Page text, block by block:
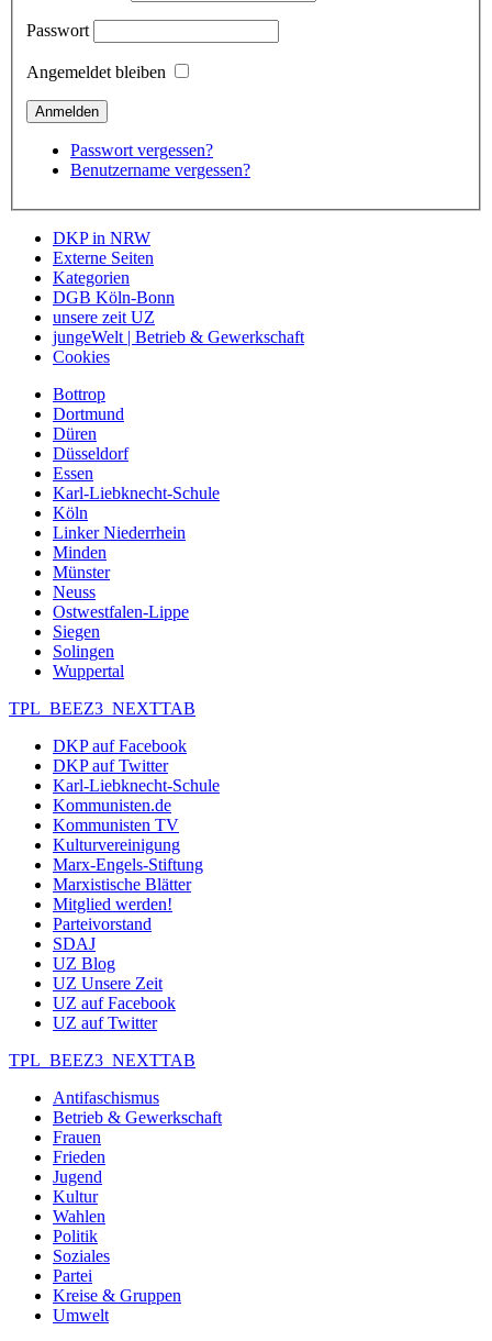
Passwort
Angemeldet bleiben
Passwort vergessen?
Benutzername vergessen?
DKP in NRW
Externe Seiten
Kategorien
DGB Köln-Bonn
unsere zeit UZ
jungeWelt | Betrieb & Gewerkschaft
Cookies
Bottrop
Dortmund
Düren
Düsseldorf
Essen
Karl-Liebknecht-Schule
Köln
Linker Niederrhein
Minden
Münster
Neuss
Ostwestfalen-Lippe
Siegen
Solingen
Wuppertal
TPL_BEEZ3_NEXTTAB
DKP auf Facebook
DKP auf Twitter
Karl-Liebknecht-Schule
Kommunisten.de
Kommunisten TV
Kulturvereinigung
Marx-Engels-Stiftung
Marxistische Blätter
Mitglied werden!
Parteivorstand
SDAJ
UZ Blog
UZ Unsere Zeit
UZ auf Facebook
UZ auf Twitter
TPL_BEEZ3_NEXTTAB
Antifaschismus
Betrieb & Gewerkschaft
Frauen
Frieden
Jugend
Kultur
Wahlen
Politik
Soziales
Partei
Kreise & Gruppen
Umwelt